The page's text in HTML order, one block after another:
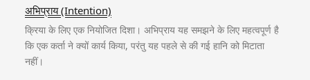
अभिप्राय (Intention)
क्रिया के लिए एक नियोजित दिशा। अभिप्राय यह समझने के लिए महत्वपूर्ण है
कि एक कर्ता ने क्यों कार्य किया, परंतु यह पहले से की गई हानि को मिटाता
नहीं।